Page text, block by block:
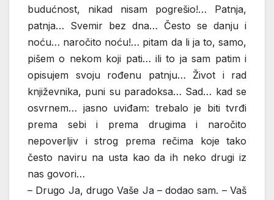
budućnost, nikad nisam pogrešio!… Patnja,
patnja… Svemir bez dna… Često se danju i
noću… naročito noću!… pitam da li ja to, samo,
pišem o nekom koji pati… ili to ja sam patim i
opisujem svoju rođenu patnju… Život i rad
književnika, puni su paradoksa… Sad… kad se
osvrnem… jasno uviđam: trebalo je biti tvrđi
prema sebi i prema drugima i naročito
nepoverljiv i strog prema rečima koje tako
često naviru na usta kao da ih neko drugi iz
nas govori…
– Drugo Ja, drugo Vaše Ja – dodao sam. – Vaš